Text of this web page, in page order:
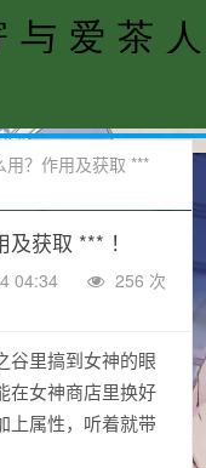
？作用及获取 ***
获取 *** ！
04:34
256 次
谷里搞到女神的眼
在女神商店里换好
上属性，听着就带